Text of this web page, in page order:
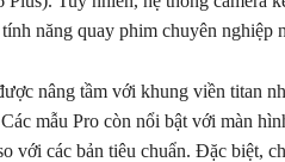
năng quay phim chuyên nghiệp
nâng tầm với khung viền titan
mẫu Pro còn nổi bật với màn
với các bản tiêu chuẩn. Đặc biệt,